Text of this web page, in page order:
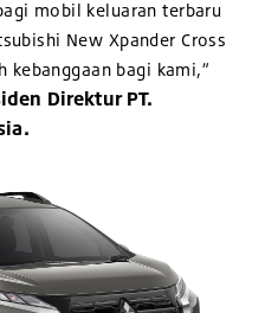
mobil keluaran terbaru
New Xpander Cross
kebanggaan bagi kami,”
Direktur PT.